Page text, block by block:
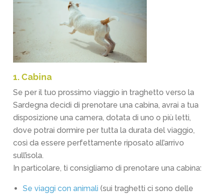
1. Cabina
Se per il tuo prossimo viaggio in traghetto verso la
Sardegna decidi di prenotare una cabina, avrai a tua
disposizione una camera, dotata di uno o più letti,
dove potrai dormire per tutta la durata del viaggio,
così da essere perfettamente riposato all’arrivo
sull’isola.
In particolare, ti consigliamo di prenotare una cabina:
Se viaggi con animali (sui traghetti ci sono delle